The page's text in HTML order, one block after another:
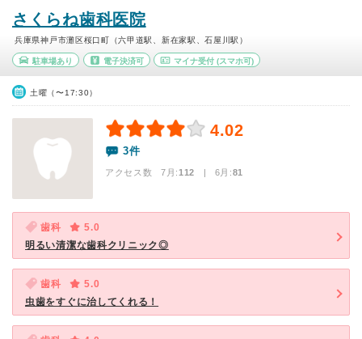
さくらね歯科医院
兵庫県神戸市灘区桜口町（六甲道駅、新在家駅、石屋川駅）
駐車場あり 電子決済可 マイナ受付 (スマホ可)
土曜（〜17:30）
4.02
3件
アクセス数 7月:112 | 6月:81
歯科
5.0
明るい清潔な歯科クリニック◎
歯科
5.0
虫歯をすぐに治してくれる！